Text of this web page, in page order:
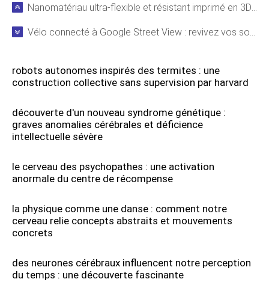
Nanomatériau ultra-flexible et résistant imprimé en 3D par des experts de Virginia Tech
Vélo connecté à Google Street View : revivez vos souvenirs en pédalant depuis chez vous
robots autonomes inspirés des termites : une
construction collective sans supervision par harvard
découverte d'un nouveau syndrome génétique :
graves anomalies cérébrales et déficience
intellectuelle sévère
le cerveau des psychopathes : une activation
anormale du centre de récompense
la physique comme une danse : comment notre
cerveau relie concepts abstraits et mouvements
concrets
des neurones cérébraux influencent notre perception
du temps : une découverte fascinante